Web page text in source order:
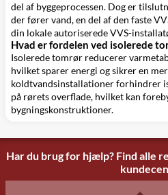
del af byggeprocessen. Dog er
der fører vand, en del af den faste
din lokale autoriserede VVS-
Hvad er fordelen ved isolerede
Isolerede tomrør reducerer
hvilket sparer energi og sikrer en
koldtvandsinstallationer forhindrer
på rørets overflade, hvilket kan
bygningskonstruktioner.
Har du brug for hjælp? Find alle